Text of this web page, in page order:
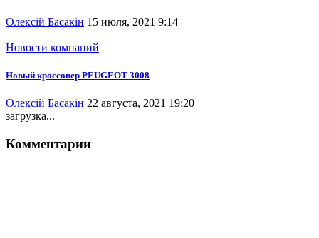
Олексій Басакін 15 июля, 2021 9:14
Новости компаний
Новый кроссовер PEUGEOT 3008
Олексій Басакін 22 августа, 2021 19:20
загрузка...
Комментарии